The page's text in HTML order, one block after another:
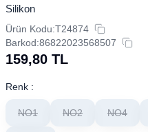
Silikon
Ürün Kodu:T24874
Barkod:86822023568507
159,80 TL
Renk :
NO1 NO2 NO4